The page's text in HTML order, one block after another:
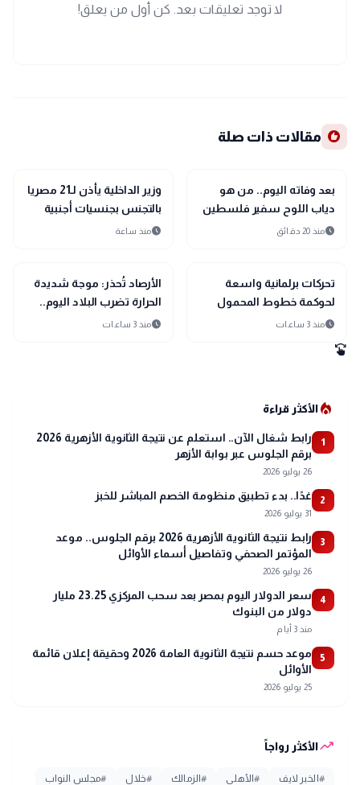
لا توجد تعليقات بعد. كن أول من يعلق!
recommend مقالات ذات صلة
public
الأخبار المحلية
بعد وفاته اليوم.. من هو
دياب اللوح سفير فلسطين
لدى مصر؟
scheduleمنذ 20 دقائق
public
الأخبار المحلية
وزير الداخلية يأذن لـ21 مصريا
بالتجنس بجنسيات أجنبية
scheduleمنذ ساعة
public
الأخبار المحلية
تحركات برلمانية واسعة
لحوكمة خطوط المحمول
scheduleمنذ 3 ساعات
public
الأخبار المحلية
الأرصاد تُحذر: موجة شديدة
الحرارة تضرب البلاد اليوم..
ورطوبة مرتفعة تزيد
scheduleمنذ 3 ساعات
swipe
local_fire_departmentالأكثر قراءة
1
رابط شغال الآن.. استعلم عن نتيجة الثانوية الأزهرية 2026
برقم الجلوس عبر بوابة الأزهر
26 يوليو 2026
2 غدًا.. بدء تطبيق منظومة الخصم المباشر للخبز
31 يوليو 2026
3
رابط نتيجة الثانوية الأزهرية 2026 برقم الجلوس.. موعد
المؤتمر الصحفي وتفاصيل أسماء الأوائل
26 يوليو 2026
4
سعر الدولار اليوم بمصر بعد سحب المركزي 23.25 مليار
دولار من البنوك
منذ 3 أيام
5
موعد حسم نتيجة الثانوية العامة 2026 وحقيقة إعلان قائمة
الأوائل
25 يوليو 2026
trending_upالأكثر رواجاً
# الخبر لايف #الأهلي #الزمالك #خلال #مجلس النواب